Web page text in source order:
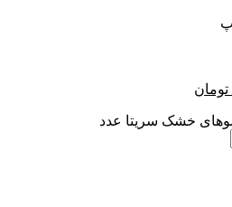
تومان
خشک سريتا عدد